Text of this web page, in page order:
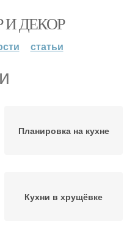
И ДЕКОР
статьи
Планировка на кухне
Кухни в хрущёвке